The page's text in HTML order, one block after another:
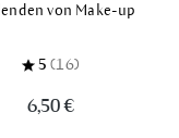
von Make-up
5 (16)
6,50 €